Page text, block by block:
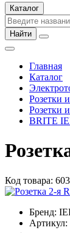
Каталог
Найти
Главная
Каталог
Розетки
Розетки
BRITE
Код товара:
Бренд:
Артикул: